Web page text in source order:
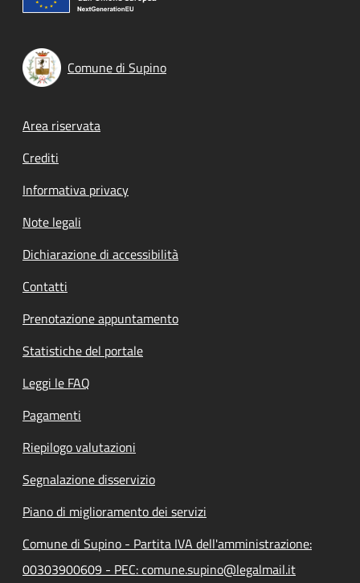
Comune di Supino
Footer menu
Area riservata
Crediti
Informativa privacy
Note legali
Dichiarazione di accessibilità
Contatti
Prenotazione appuntamento
Statistiche del portale
Leggi le FAQ
Pagamenti
Riepilogo valutazioni
Segnalazione disservizio
Piano di miglioramento dei servizi
Comune di Supino - Partita IVA dell'amministrazione:
00303900609 - PEC: comune.supino@legalmail.it